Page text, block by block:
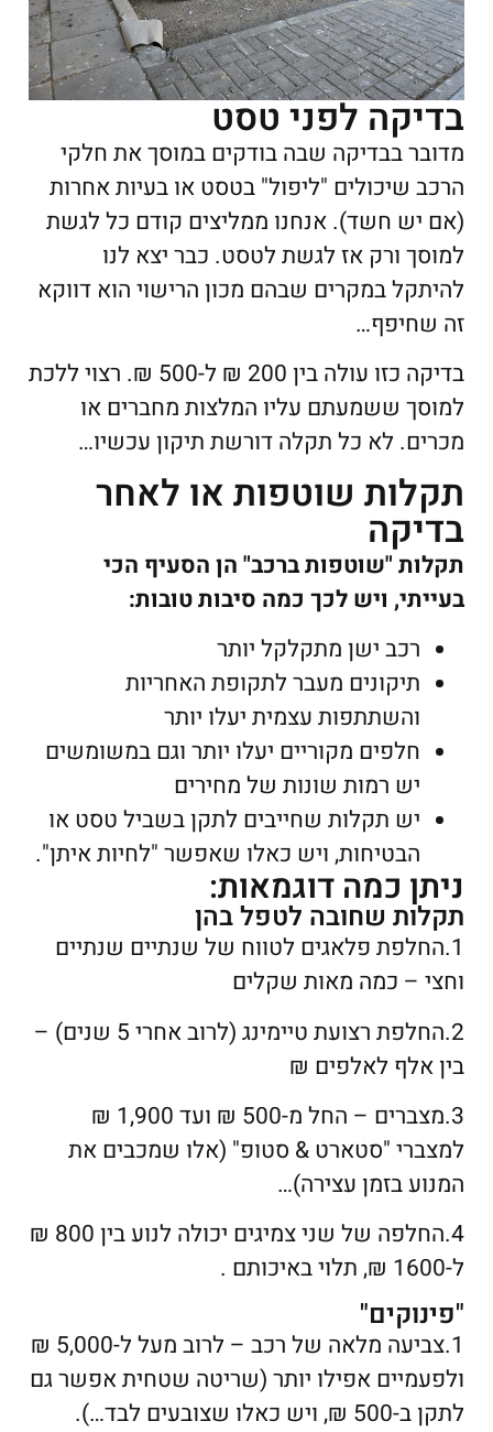
בדיקה לפני טסט
מדובר בבדיקה שבה בודקים במוסך את חלקי
הרכב שיכולים "ליפול" בטסט או בעיות אחרות
(אם יש חשד). אנחנו ממליצים קודם כל לגשת
למוסך ורק אז לגשת לטסט. כבר יצא לנו
להיתקל במקרים שבהם מכון הרישוי הוא דווקא
זה שחיפף…
בדיקה כזו עולה בין 200 ₪ ל-500 ₪. רצוי ללכת
למוסך ששמעתם עליו המלצות מחברים או
מכרים. לא כל תקלה דורשת תיקון עכשיו…
תקלות שוטפות או לאחר
בדיקה
תקלות "שוטפות ברכב" הן הסעיף הכי
בעייתי, ויש לכך כמה סיבות טובות:
רכב ישן מתקלקל יותר
תיקונים מעבר לתקופת האחריות
והשתתפות עצמית יעלו יותר
חלפים מקוריים יעלו יותר וגם במשומשים
יש רמות שונות של מחירים
יש תקלות שחייבים לתקן בשביל טסט או
הבטיחות, ויש כאלו שאפשר "לחיות איתן".
ניתן כמה דוגמאות:
תקלות שחובה לטפל בהן
1.החלפת פלאגים לטווח של שנתיים שנתיים
וחצי – כמה מאות שקלים
2.החלפת רצועת טיימינג (לרוב אחרי 5 שנים) –
בין אלף לאלפים ₪
3.מצברים – החל מ-500 ₪ ועד 1,900 ₪
למצברי "סטארט & סטופ" (אלו שמכבים את
המנוע בזמן עצירה)…
4.החלפה של שני צמיגים יכולה לנוע בין 800 ₪
ל-1600 ₪, תלוי באיכותם .
"פינוקים"
1.צביעה מלאה של רכב – לרוב מעל ל-5,000 ₪
ולפעמיים אפילו יותר (שריטה שטחית אפשר גם
לתקן ב-500 ₪, ויש כאלו שצובעים לבד…).